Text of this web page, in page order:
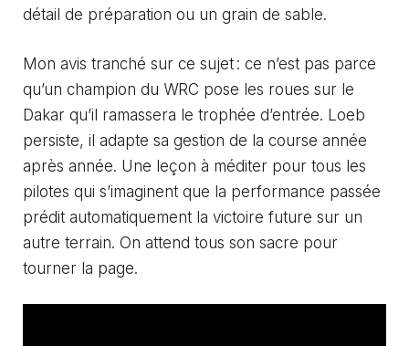
détail de préparation ou un grain de sable.
Mon avis tranché sur ce sujet : ce n’est pas parce
qu’un champion du WRC pose les roues sur le
Dakar qu’il ramassera le trophée d’entrée. Loeb
persiste, il adapte sa gestion de la course année
après année. Une leçon à méditer pour tous les
pilotes qui s’imaginent que la performance passée
prédit automatiquement la victoire future sur un
autre terrain. On attend tous son sacre pour
tourner la page.